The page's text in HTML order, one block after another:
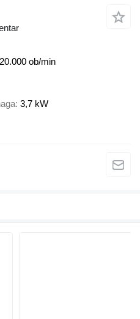
20.000 ob/min
3,7 kW